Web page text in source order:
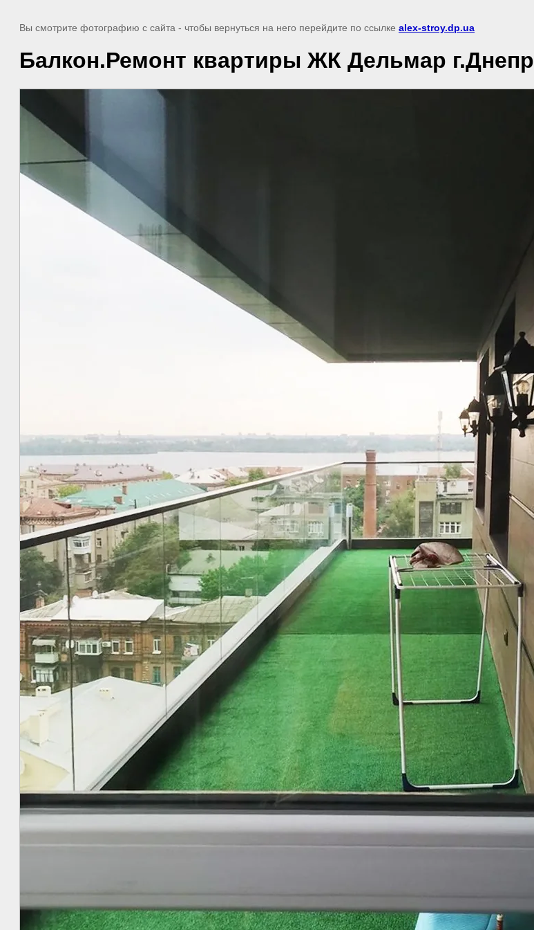
Вы смотрите фотографию с сайта - чтобы вернуться на него перейдите по ссылке alex-stroy.dp.ua
Балкон.Ремонт квартиры ЖК Дельмар г.Днепр